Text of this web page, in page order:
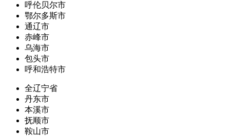
呼伦贝尔市
鄂尔多斯市
通辽市
赤峰市
乌海市
包头市
呼和浩特市
全辽宁省
丹东市
本溪市
抚顺市
鞍山市